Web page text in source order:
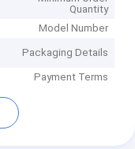
Quantity
Model Number
Packaging Details
Payment Terms